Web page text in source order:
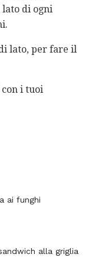
di ogni
lato, per fare il
i tuoi
ai funghi
alla griglia